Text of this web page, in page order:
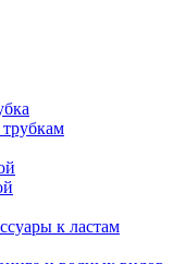
к ластам